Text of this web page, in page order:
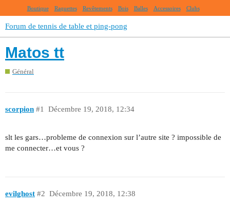
Boutique Raquettes Revêtements Bois Balles Accessoires Clubs
Forum de tennis de table et ping-pong
Matos tt
Général
scorpion Décembre 19, 2018, 12:34
#1
slt les gars…probleme de connexion sur l’autre site ? impossible de
me connecter…et vous ?
evilghost Décembre 19, 2018, 12:38
#2